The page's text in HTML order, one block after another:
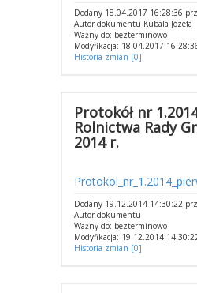
Dodany 18.04.2017 16:28:36
Autor dokumentu Kubala Józefa
Ważny do: bezterminowo
Modyfikacja: 18.04.2017
Historia zmian [0]
Protokół nr
Rolnictwa Rady
2014 r.
Dodany 19.12.2014 14:30:22
Autor dokumentu
Ważny do: bezterminowo
Modyfikacja: 19.12.2014
Historia zmian [0]